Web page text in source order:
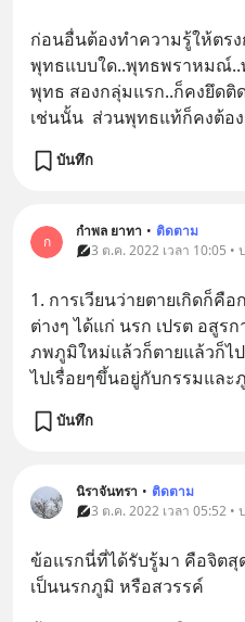
ก่อนอื่นต้องทำความรู้ให้ตร
พุทธแบบใด..พุทธพราหมณ์..
พุทธ สองกลุ่มแรก..ก็คงยึดติ
เช่นนั้น  ส่วนพุทธแท้ก็คงต้อ
บันทึก
ก
กำพล ยาทา • ติดตาม
3 ต.ค. 2022 เวลา 10:05 •
1. การเวียนว่ายตายเกิดก็คื
ต่างๆ ได้แก่ นรก เปรต อสูร
ภพภูมิใหม่แล้วก็ตายแล้วก็ไ
ไปเรื่อยๆขึ้นอยู่กับกรรมและ
บันทึก
นิราจันทรา • ติดตาม
3 ต.ค. 2022 เวลา 05:52 •
ข้อแรกนี่ที่ได้รับรู้มา คือจิตสุ
เป็นนรกภูมิ หรือสวรรค์